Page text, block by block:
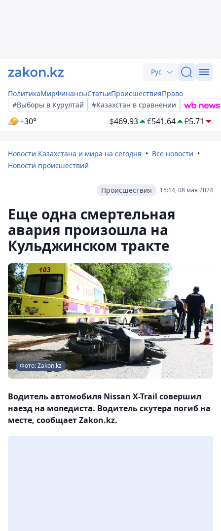
Рус
ПолитикаМирФинансыСтатьиПроисшествияПраво
#Выборы в Курултай
#Казахстан в сравнении
+30° $469.93 €541.64 ₽5.71
Новости Казахстана и мира на сегодня
Все новости
Новости происшествий
15:14, 08 мая 2024
Происшествия
Еще одна смертельная
авария произошла на
Кульджинском тракте
Фото: Zakon.kz
Водитель автомобиля Nissan X-Trail совершил
наезд на мопедиста. Водитель скутера погиб на
месте, сообщает Zakon.kz.